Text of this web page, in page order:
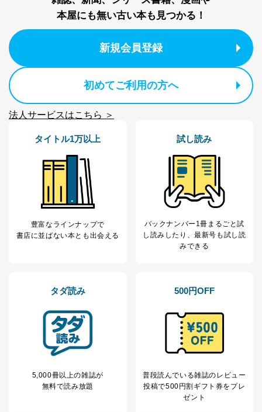
e-mail：cs@fujisan.co.jp
改訂：2025年2月20日
制定：2005年4月1日
株式会社富士山マガジンサービス
代表取締役会長 西野 伸一郎
当社は以下の個人情報保護管理者を設置し、個人情報保
用・提供・管理いたします。
東京都渋谷区南平台町16-11
株式会社富士山マガジンサービス
代表取締役会長 西野 伸一郎
個人情報保護管理者: 経営管理グループディレクター 前
田 嘉也
２．利用目的
当社が取り扱う開示対象個人情報の利用目的は次のとお
当社の定期購読サ
ービス等をご利用
の方の個人情報
購入商品の配送のため
ス、キャンペーン等の広告の案内
個人が特定できない形で取得した
閲覧履歴や購買履歴等の情報を分
応じた新商品・サービスに関する
広告のため
お問い合わせ対応、トラブル対
本屋にも無い古い本も見つかる！
新規会員登録
初めてご利用の方へ
法人サービスはこちら ＞
タイトル1万以上
豊富なラインナップで
書店に並ばない本とも出会える
試し読み
バックナンバー1冊まるごと試
し読み したり、最新号も試し読
みできる
タダ読み
5,000冊以上の雑誌が
無料で読み放題
500円OFF
普段読んでいる雑誌のレビュー
投稿で500円割ギフト券をプレ
ゼント